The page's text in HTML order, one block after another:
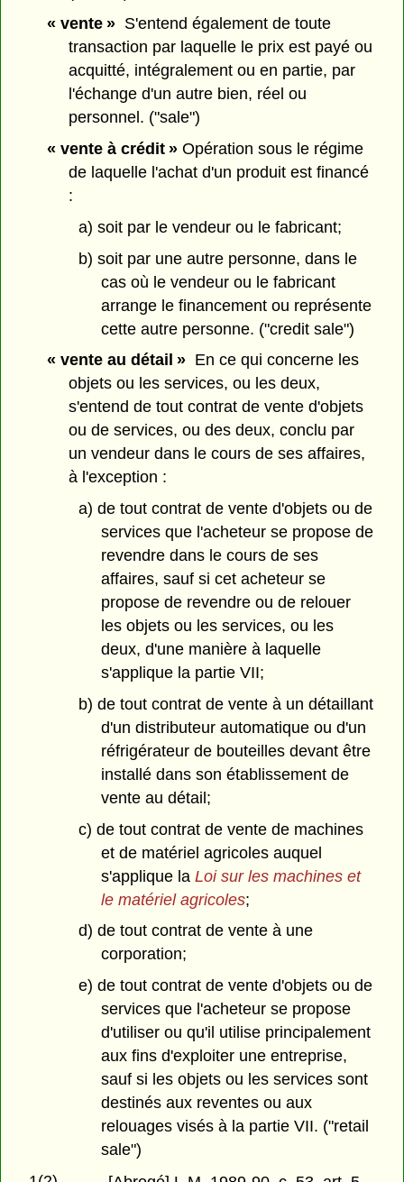
« vente »S'entend également de toute
transaction par laquelle le prix est payé ou
acquitté, intégralement ou en partie, par
l'échange d'un autre bien, réel ou
personnel. ("sale")
« vente à crédit »Opération sous le régime
de laquelle l'achat d'un produit est financé
:
a) soit par le vendeur ou le fabricant;
b) soit par une autre personne, dans le
cas où le vendeur ou le fabricant
arrange le financement ou représente
cette autre personne. ("credit sale")
« vente au détail »En ce qui concerne les
objets ou les services, ou les deux,
s'entend de tout contrat de vente d'objets
ou de services, ou des deux, conclu par
un vendeur dans le cours de ses affaires,
à l'exception :
a) de tout contrat de vente d'objets ou de
services que l'acheteur se propose de
revendre dans le cours de ses
affaires, sauf si cet acheteur se
propose de revendre ou de relouer
les objets ou les services, ou les
deux, d'une manière à laquelle
s'applique la partie VII;
b) de tout contrat de vente à un détaillant
d'un distributeur automatique ou d'un
réfrigérateur de bouteilles devant être
installé dans son établissement de
vente au détail;
c) de tout contrat de vente de machines
et de matériel agricoles auquel
s'applique la Loi sur les machines et
le matériel agricoles;
d) de tout contrat de vente à une
corporation;
e) de tout contrat de vente d'objets ou de
services que l'acheteur se propose
d'utiliser ou qu'il utilise principalement
aux fins d'exploiter une entreprise,
sauf si les objets ou les services sont
destinés aux reventes ou aux
relouages visés à la partie VII. ("retail
sale")